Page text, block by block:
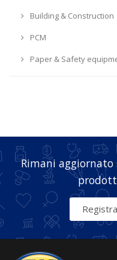
Building & Construction
PCM
Paper & Safety
Rimani